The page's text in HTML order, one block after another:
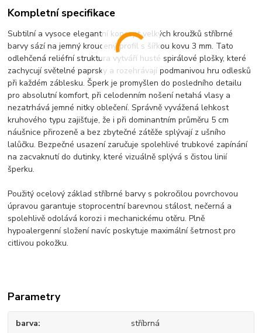
Kompletní specifikace
Subtilní a vysoce elegantní koncept velkých kroužků stříbrné
barvy sází na jemný kroucený profil s šířkou kovu 3 mm. Tato
odlehčená reliéfní struktura vytváří husté spirálové plošky, které
zachycují světelné paprsky a rozehrávají podmanivou hru odlesků
při každém záblesku. Šperk je promyšlen do posledního detailu
pro absolutní komfort, při celodenním nošení netahá vlasy a
nezatrhává jemné nitky oblečení. Správně vyvážená lehkost
kruhového typu zajišťuje, že i při dominantním průměru 5 cm
náušnice přirozeně a bez zbytečné zátěže splývají z ušního
lalůčku. Bezpečné usazení zaručuje spolehlivé trubkové zapínání
na zacvaknutí do dutinky, které vizuálně splývá s čistou linií
šperku.
Použitý ocelový základ stříbrné barvy s pokročilou povrchovou
úpravou garantuje stoprocentní barevnou stálost, nečerná a
spolehlivě odolává korozi i mechanickému otěru. Plně
hypoalergenní složení navíc poskytuje maximální šetrnost pro
citlivou pokožku.
Parametry
barva stříbrná